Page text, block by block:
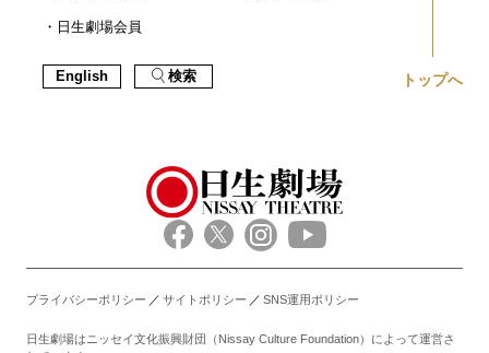
日生劇場会員
English 検索 トップへ
日生劇場はニッセイ文化振興財団（Nissay Culture Foundation）によって運営さ
プライバシーポリシー サイトポリシー SNS運用ポリシー